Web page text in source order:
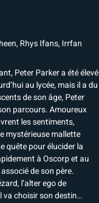
Rhys Ifans, Irrfan
Peter Parker a été élevé
au lycée, mais il a du
de son âge, Peter
parcours. Amoureux
les sentiments,
mystérieuse mallette
quête pour élucider la
à Oscorp et au
de son père.
l’alter ego de
va choisir son destin…